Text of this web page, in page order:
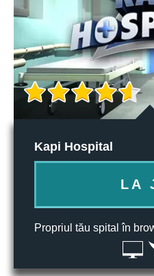
Kapi Hospital
LA
Propriul tău spital în